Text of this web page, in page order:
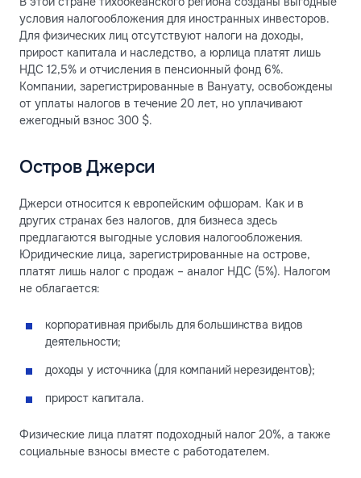
условия налогообложения для иностранных инвесторов.
Для физических лиц отсутствуют налоги на доходы,
прирост капитала и наследство, а юрлица платят лишь
НДС 12,5% и отчисления в пенсионный фонд 6%.
Компании, зарегистрированные в Вануату, освобождены
от уплаты налогов в течение 20 лет, но уплачивают
ежегодный взнос 300 $.
Остров Джерси
Джерси относится к европейским офшорам. Как и в
других странах без налогов, для бизнеса здесь
предлагаются выгодные условия налогообложения.
Юридические лица, зарегистрированные на острове,
платят лишь налог с продаж – аналог НДС (5%). Налогом
не облагается:
корпоративная прибыль для большинства видов
деятельности;
доходы у источника (для компаний нерезидентов);
прирост капитала.
Физические лица платят подоходный налог 20%, а также
социальные взносы вместе с работодателем.